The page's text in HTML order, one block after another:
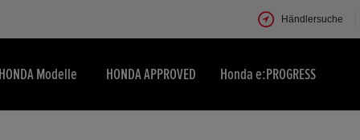
Händlersuche
Modelle HONDA APPROVED Honda e:PROGRESS